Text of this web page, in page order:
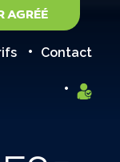
AGRÉÉ
Contact